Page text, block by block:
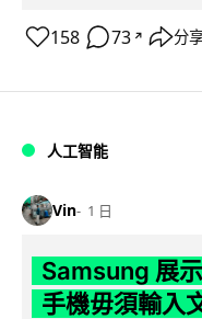
158 73 ↗ 分
人工智能
Vin 1 日
Samsung 展
手機毋須輸入